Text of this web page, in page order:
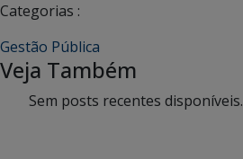
Categorias :
Gestão Pública
Veja Também
Sem posts recentes disponíveis.